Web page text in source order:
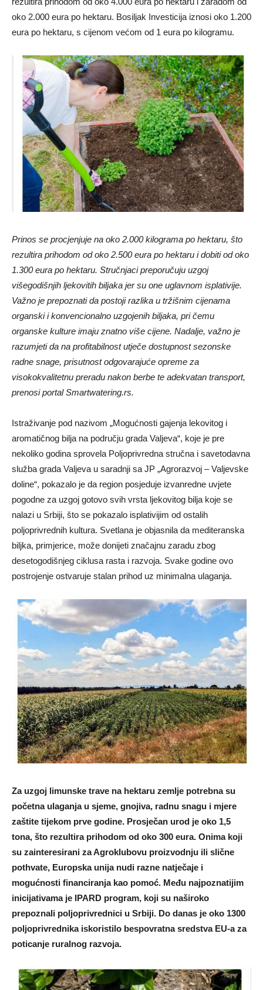
oko 2.000 eura po hektaru. Bosiljak Investicija iznosi oko 1.200
eura po hektaru, s cijenom većom od 1 eura po kilogramu.
Prinos se procjenjuje na oko 2.000 kilograma po hektaru, što
rezultira prihodom od oko 2.500 eura po hektaru i dobiti od oko
1.300 eura po hektaru. Stručnjaci preporučuju uzgoj
višegodišnjih ljekovitih biljaka jer su one uglavnom isplativije.
Važno je prepoznati da postoji razlika u tržišnim cijenama
organski i konvencionalno uzgojenih biljaka, pri čemu
organske kulture imaju znatno više cijene. Nadalje, važno je
razumjeti da na profitabilnost utječe dostupnost sezonske
radne snage, prisutnost odgovarajuće opreme za
visokokvalitetnu preradu nakon berbe te adekvatan transport,
prenosi portal Smartwatering.rs.
Istraživanje pod nazivom „Mogućnosti gajenja lekovitog i
aromatičnog bilja na području grada Valjeva“, koje je pre
nekoliko godina sprovela Poljoprivredna stručna i savetodavna
služba grada Valjeva u saradnji sa JP „Agrorazvoj – Valjevske
doline“, pokazalo je da region posjeduje izvanredne uvjete
pogodne za uzgoj gotovo svih vrsta ljekovitog bilja koje se
nalazi u Srbiji, što se pokazalo isplativijim od ostalih
poljoprivrednih kultura. Svetlana je objasnila da mediteranska
biljka, primjerice, može donijeti značajnu zaradu zbog
desetogodišnjeg ciklusa rasta i razvoja. Svake godine ovo
postrojenje ostvaruje stalan prihod uz minimalna ulaganja.
Za uzgoj limunske trave na hektaru zemlje potrebna su
početna ulaganja u sjeme, gnojiva, radnu snagu i mjere
zaštite tijekom prve godine. Prosječan urod je oko 1,5
tona, što rezultira prihodom od oko 300 eura. Onima koji
su zainteresirani za Agroklubovu proizvodnju ili slične
pothvate, Europska unija nudi razne natječaje i
mogućnosti financiranja kao pomoć. Među najpoznatijim
inicijativama je IPARD program, koji su naširoko
prepoznali poljoprivrednici u Srbiji. Do danas je oko 1300
poljoprivrednika iskoristilo bespovratna sredstva EU-a za
poticanje ruralnog razvoja.